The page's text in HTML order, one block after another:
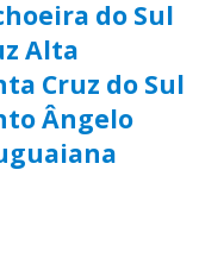
do Sul
Alta
Cruz do Sul
Ângelo